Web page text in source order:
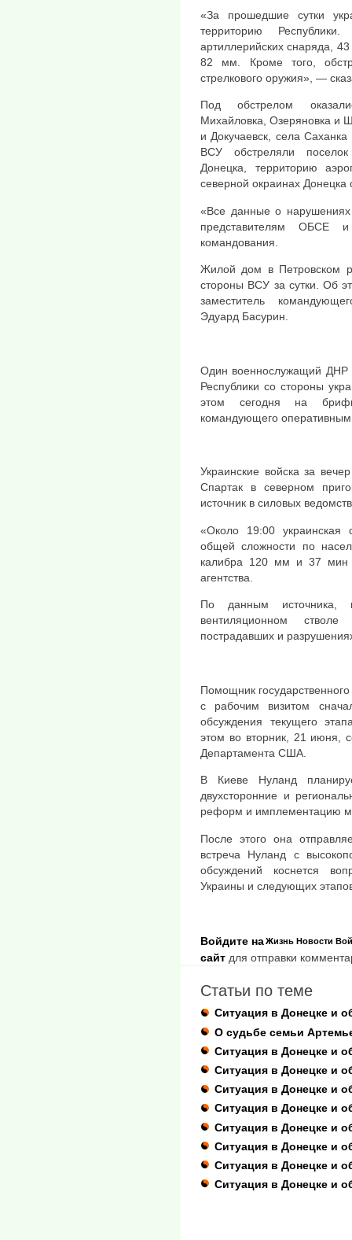
«За прошедшие сутки
территорию
артиллерийских снаряда,
82 мм. Кроме того,
стрелкового оружия», —
Под обстрелом
Михайловка, Озеряновка и
и Докучаевск, села
ВСУ обстреляли
Донецка, территорию
северной окраинах Донецка
«Все данные о
представителям ОБСЕ
командования.
Жилой дом в Петровском
стороны ВСУ за сутки. Об
заместитель
Эдуард Басурин.
Один военнослужащий ДНР
Республики со стороны
этом сегодня на
командующего
Украинские войска за
Спартак в северном
источник в силовых
«Около 19:00 украинская
общей сложности по
калибра 120 мм и 37 мин
агентства.
По данным источника,
вентиляционном
пострадавших и
Помощник
с рабочим визитом
обсуждения текущего
этом во вторник, 21 июня,
Департамента США.
В Киеве Нуланд
двухсторонние и
реформ и имплементацию
После этого она
встреча Нуланд с
обсуждений коснется
Украины и следующих
Жизнь Новости
Войдите на
сайт для отправки
Статьи по теме
Ситуация в Донецке и
О судьбе семьи
Ситуация в Донецке и
Ситуация в Донецке и
Ситуация в Донецке и
Ситуация в Донецке и
Ситуация в Донецке и
Ситуация в Донецке и
Ситуация в Донецке и
Ситуация в Донецке и